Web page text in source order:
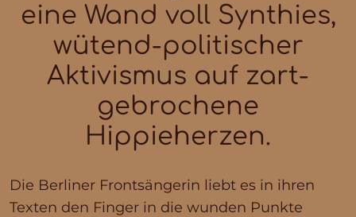
eine Wand voll Synthies,
wütend-politischer
Aktivismus auf zart-
gebrochene
Hippieherzen.
Die Berliner Frontsängerin liebt es in ihren
Texten den Finger in die wunden Punkte